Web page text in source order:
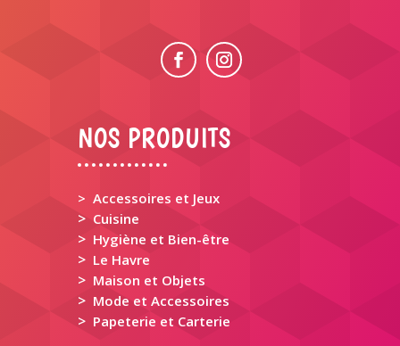
NOS PRODUITS
> Accessoires et Jeux
> Cuisine
> Hygiène et Bien-être
> Le Havre
> Maison et Objets
> Mode et Accessoires
> Papeterie et Carterie